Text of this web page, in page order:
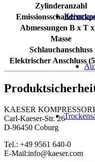
Zylinderanzahl
Abmessungen B x T
Masse
Schlauchanschluss
Elektrischer Anschluss
KAESER
Carl-Kaeser-Str. 26
D-96450 Coburg
Tel.: +49 9561 640-0
E-Mail:info@kaeser.com